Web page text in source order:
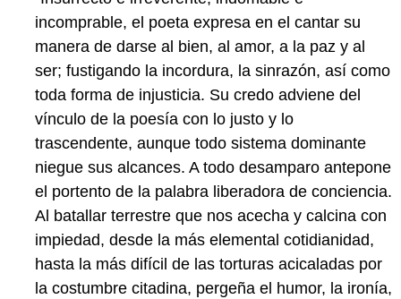
incomprable, el poeta expresa en el cantar su
manera de darse al bien, al amor, a la paz y al
ser; fustigando la incordura, la sinrazón, así como
toda forma de injusticia. Su credo adviene del
vínculo de la poesía con lo justo y lo
trascendente, aunque todo sistema dominante
niegue sus alcances. A todo desamparo antepone
el portento de la palabra liberadora de conciencia.
Al batallar terrestre que nos acecha y calcina con
impiedad, desde la más elemental cotidianidad,
hasta la más difícil de las torturas acicaladas por
la costumbre citadina, pergeña el humor, la ironía,